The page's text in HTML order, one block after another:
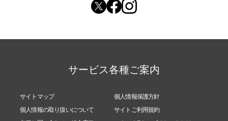
サービス各種ご案内
サイトマップ
個人情報保護方針
個人情報の取り扱いについて
サイトご利用規約